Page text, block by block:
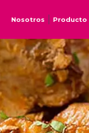
Nosotros Producto